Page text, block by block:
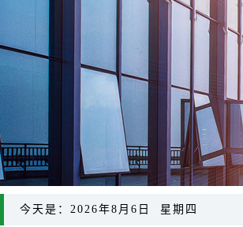
今天是：2026年8月6日 星期四